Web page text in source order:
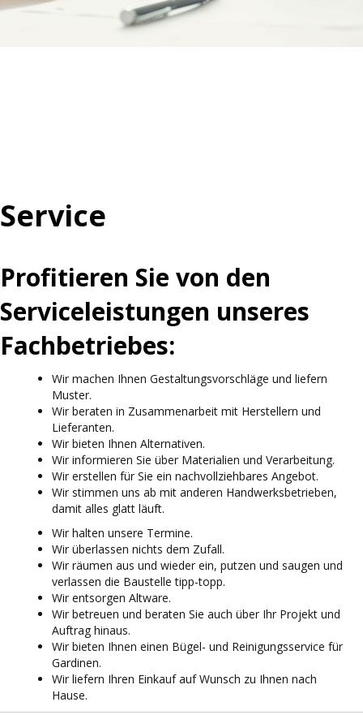
Service
Profitieren Sie von den
Serviceleistungen unseres
Fachbetriebes:
Wir machen Ihnen Gestaltungsvorschläge und liefern
Muster.
Wir beraten in Zusammenarbeit mit Herstellern und
Lieferanten.
Wir bieten Ihnen Alternativen.
Wir informieren Sie über Materialien und Verarbeitung.
Wir erstellen für Sie ein nachvollziehbares Angebot.
Wir stimmen uns ab mit anderen Handwerksbetrieben,
damit alles glatt läuft.
Wir halten unsere Termine.
Wir überlassen nichts dem Zufall.
Wir räumen aus und wieder ein, putzen und saugen und
verlassen die Baustelle tipp-topp.
Wir entsorgen Altware.
Wir betreuen und beraten Sie auch über Ihr Projekt und
Auftrag hinaus.
Wir bieten Ihnen einen Bügel- und Reinigungsservice für
Gardinen.
Wir liefern Ihren Einkauf auf Wunsch zu Ihnen nach
Hause.